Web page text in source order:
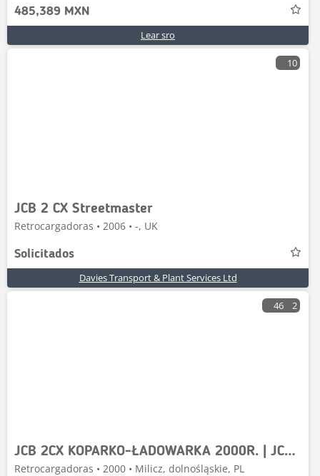
485,389 MXN
Lear sro
10
JCB 2 CX Streetmaster
Retrocargadoras • 2006 • -, UK
Solicitados
Davies Transport & Plant Services Ltd
46 2
JCB 2CX KOPARKO-ŁADOWARKA 2000R. | JCB 1CX, 2dx 3cx co
Retrocargadoras • 2000 • Milicz, dolnośląskie, PL